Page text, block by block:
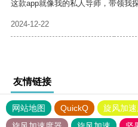
这款app就像我的私人导师，带领我
2024-12-22
友情链接
网站地图 QuickQ 旋风加